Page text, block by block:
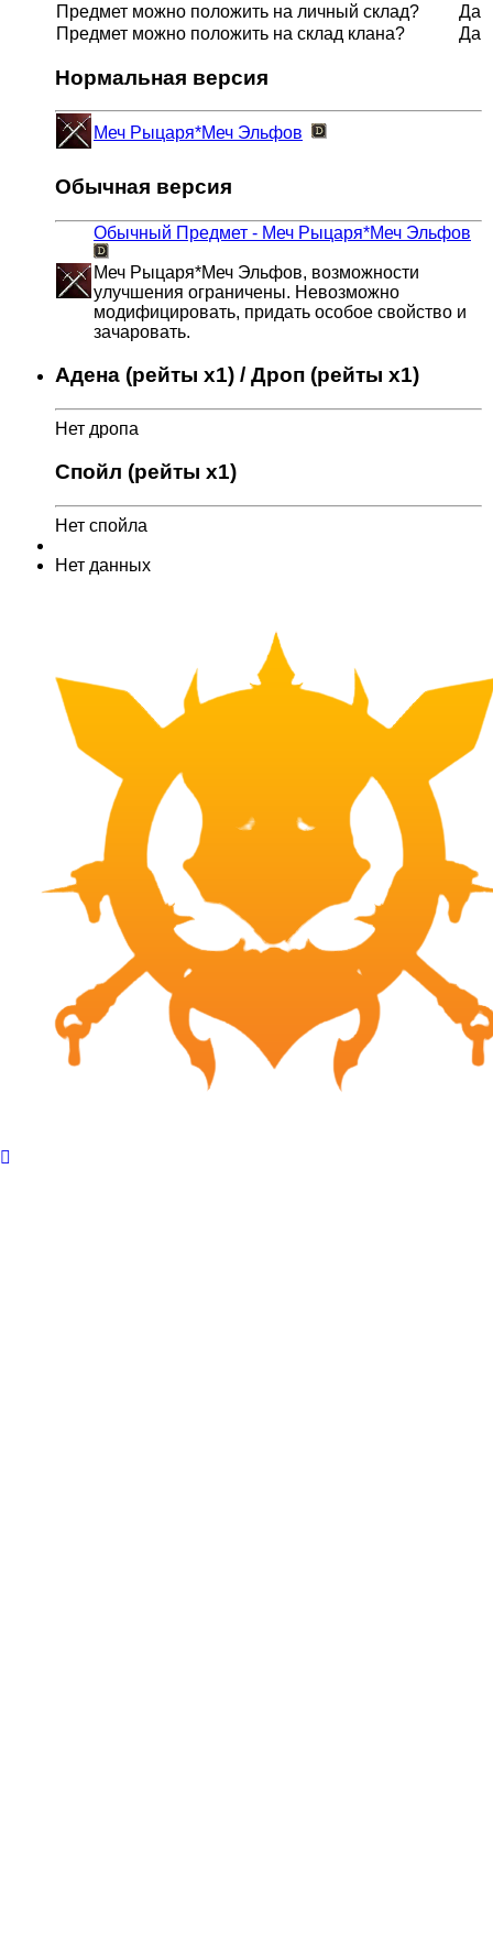
Предмет можно положить на личный склад?
Да
Предмет можно положить на склад клана?
Да
Нормальная версия
Меч Рыцаря*Меч Эльфов
Обычная версия
Обычный Предмет - Меч Рыцаря*Меч Эльфов
Меч Рыцаря*Меч Эльфов, возможности
улучшения ограничены. Невозможно
модифицировать, придать особое свойство и
зачаровать.
Адена (рейты x1) / Дроп (рейты x1)
Нет дропа
Спойл (рейты x1)
Нет спойла
Нет данных